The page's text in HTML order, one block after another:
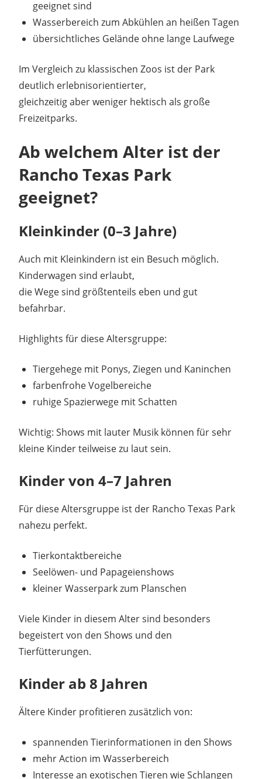
geeignet sind
Wasserbereich zum Abkühlen an heißen Tagen
übersichtliches Gelände ohne lange Laufwege
Im Vergleich zu klassischen Zoos ist der Park
deutlich erlebnisorientierter,
gleichzeitig aber weniger hektisch als große
Freizeitparks.
Ab welchem Alter ist der
Rancho Texas Park
geeignet?
Kleinkinder (0–3 Jahre)
Auch mit Kleinkindern ist ein Besuch möglich.
Kinderwagen sind erlaubt,
die Wege sind größtenteils eben und gut
befahrbar.
Highlights für diese Altersgruppe:
Tiergehege mit Ponys, Ziegen und Kaninchen
farbenfrohe Vogelbereiche
ruhige Spazierwege mit Schatten
Wichtig: Shows mit lauter Musik können für sehr
kleine Kinder teilweise zu laut sein.
Kinder von 4–7 Jahren
Für diese Altersgruppe ist der Rancho Texas Park
nahezu perfekt.
Tierkontaktbereiche
Seelöwen- und Papageienshows
kleiner Wasserpark zum Planschen
Viele Kinder in diesem Alter sind besonders
begeistert von den Shows und den
Tierfütterungen.
Kinder ab 8 Jahren
Ältere Kinder profitieren zusätzlich von:
spannenden Tierinformationen in den Shows
mehr Action im Wasserbereich
Interesse an exotischen Tieren wie Schlangen